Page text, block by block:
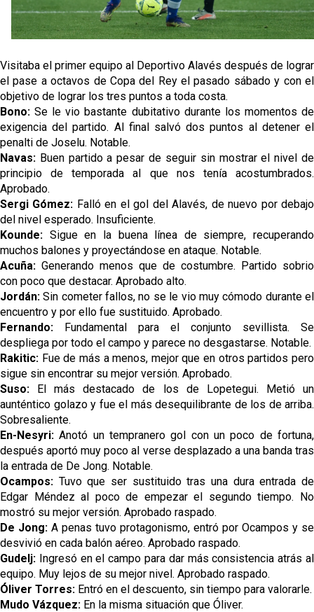
El Sevilla continúa con despidos y rechaza una
oferta de 420 millones por el club
El Sevilla mueve ficha por Robbie Ure: la opción 'A'
para el ataque nervionense
Visitaba el primer equipo al Deportivo Alavés después de lograr
el pase a octavos de Copa del Rey el pasado sábado y con el
objetivo de lograr los tres puntos a toda costa.
Bono:Se le vio bastante dubitativo durante los momentos de
exigencia del partido. Al final salvó dos puntos al detener el
penalti de Joselu. Notable.
Navas: Buen partido a pesar de seguir sin mostrar el nivel de
principio de temporada al que nos tenía acostumbrados.
Aprobado.
Sergi Gómez: Falló en el gol del Alavés, de nuevo por debajo
del nivel esperado. Insuficiente.
Kounde: Sigue en la buena línea de siempre, recuperando
muchos balones y proyectándose en ataque. Notable.
Acuña: Generando menos que de costumbre. Partido sobrio
con poco que destacar. Aprobado alto.
Jordán:Sin cometer fallos, no se le vio muy cómodo durante el
encuentro y por ello fue sustituido. Aprobado.
Fernando: Fundamental para el conjunto sevillista. Se
despliega por todo el campo y parece no desgastarse. Notable.
Rakitic: Fue de más a menos, mejor que en otros partidos pero
sigue sin encontrar su mejor versión. Aprobado.
Suso: El más destacado de los de Lopetegui. Metió un
aunténtico golazo y fue el más desequilibrante de los de arriba.
Sobresaliente.
En-Nesyri:Anotó un tempranero gol con un poco de fortuna,
después aportó muy poco al verse desplazado a una banda tras
la entrada de De Jong. Notable.
Ocampos: Tuvo que ser sustituido tras una dura entrada de
Edgar Méndez al poco de empezar el segundo tiempo. No
mostró su mejor versión. Aprobado raspado.
De Jong: A penas tuvo protagonismo, entró por Ocampos y se
desvivió en cada balón aéreo. Aprobado raspado.
Gudelj: Ingresó en el campo para dar más consistencia atrás al
equipo. Muy lejos de su mejor nivel. Aprobado raspado.
Óliver Torres: Entró en el descuento, sin tiempo para valorarle.
Mudo Vázquez: En la misma situación que Óliver.